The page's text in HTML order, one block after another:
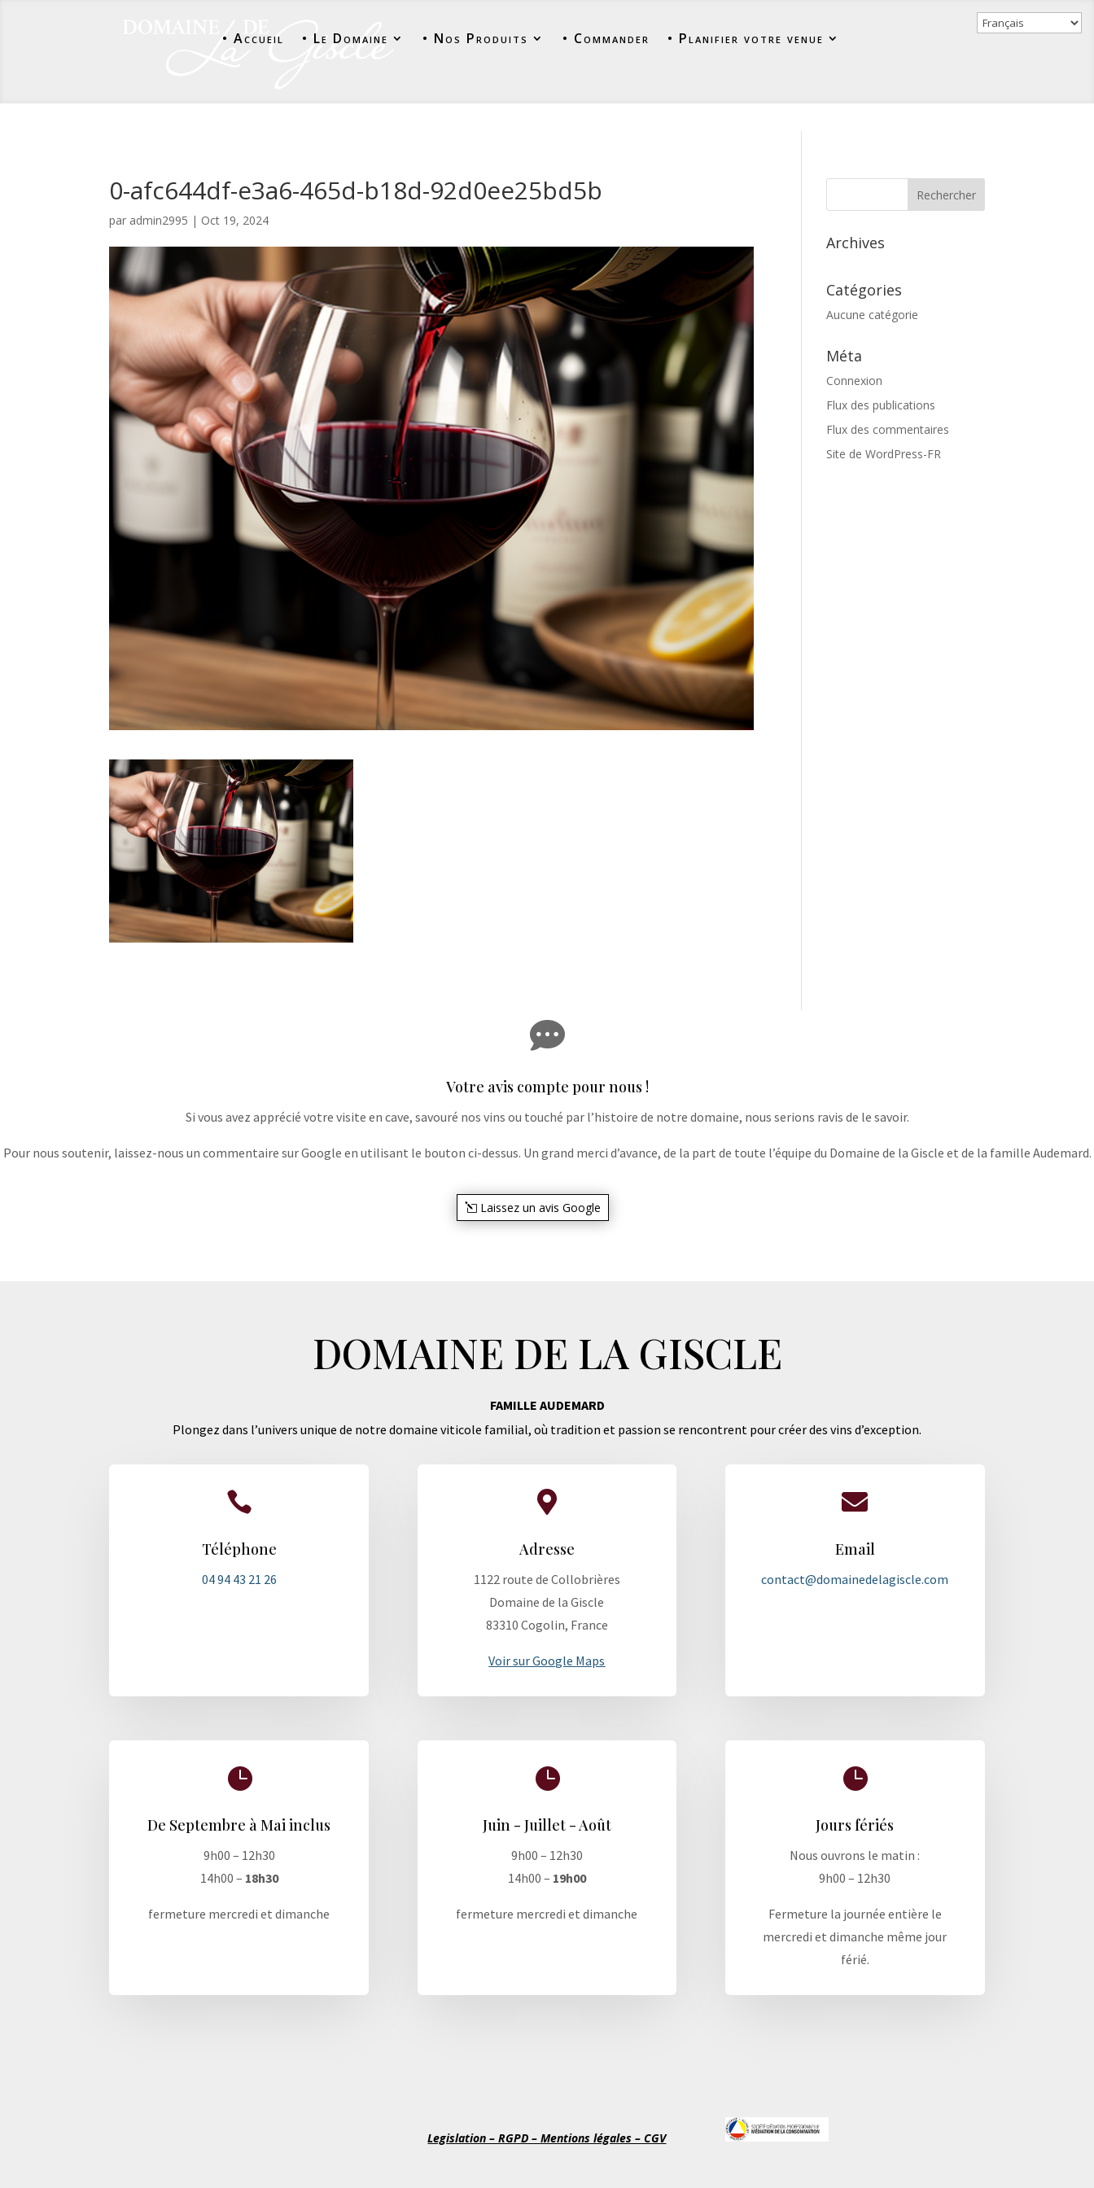
• Accueil • Le Domaine • Nos Produits • Commander • Planifier votre venue
0-afc644df-e3a6-465d-b18d-92d0ee25bd5b
par admin2995 | Oct 19, 2024
Archives
Catégories
Aucune catégorie
Méta
Connexion
Flux des publications
Flux des commentaires
Site de WordPress-FR

Votre avis compte pour nous !
Si vous avez apprécié votre visite en cave, savouré nos vins ou touché par l’histoire de notre domaine, nous serions ravis de le savoir.
Pour nous soutenir, laissez-nous un commentaire sur Google en utilisant le bouton ci-dessus. Un grand merci d’avance, de la part de toute l’équipe du Domaine de la Giscle et de la famille Audemard.
Laissez un avis Google
DOMAINE DE LA GISCLE
FAMILLE AUDEMARD
Plongez dans l’univers unique de notre domaine viticole familial, où tradition et passion se rencontrent pour créer des vins d’exception.

Téléphone
04 94 43 21 26

Adresse
1122 route de Collobrières
Domaine de la Giscle
83310 Cogolin, France
Voir sur Google Maps

Email
contact@domainedelagiscle.com

De Septembre à Mai inclus
9h00 – 12h30
14h00 – 18h30
fermeture mercredi et dimanche

Juin - Juillet - Août
9h00 – 12h30
14h00 – 19h00
fermeture mercredi et dimanche

Jours fériés
Nous ouvrons le matin :
9h00 – 12h30
Fermeture la journée entière le
mercredi et dimanche même jour
férié.
Legislation – RGPD – Mentions légales – CGV